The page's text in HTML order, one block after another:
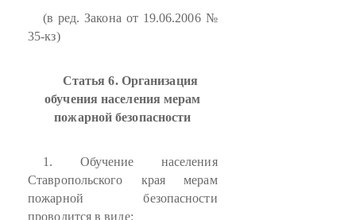
(в ред. Закона от 19.06.2006 №
35-кз)
Статья 6. Организация
обучения населения мерам
пожарной безопасности
1. Обучение населения
Ставропольского края мерам
пожарной безопасности
проводится в виде: